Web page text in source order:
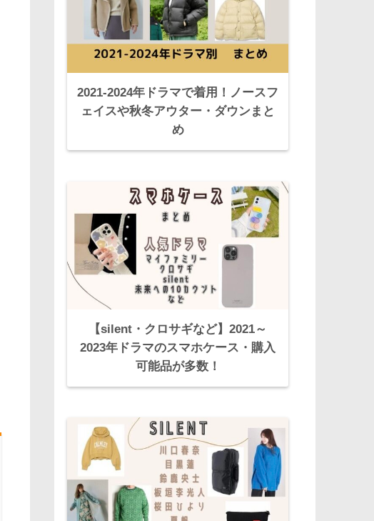
2021-2024年ドラマで着用！ノースフ
ェイスや秋冬アウター・ダウンまと
め
【silent・クロサギなど】2021～
2023年ドラマのスマホケース・購入
可能品が多数！